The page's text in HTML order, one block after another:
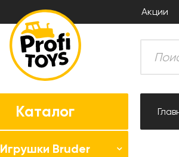
Акции
Каталог
Игрушки Bruder